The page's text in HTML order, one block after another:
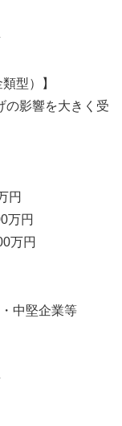
型）】
の影響を大きく受
円
万円
万円
中堅企業等